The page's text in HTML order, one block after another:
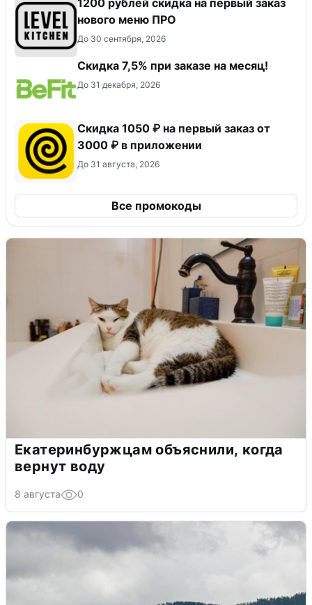
​1200 рублей скидка на первый заказ
нового меню ПРО
До 30 сентября, 2026
Скидка 7,5% при заказе на месяц!
До 31 декабря, 2026
Скидка 1050 ₽ на первый заказ от
3000 ₽ в приложении
До 31 августа, 2026
Все промокоды
Екатеринбуржцам объяснили, когда
вернут воду
8 августа 0